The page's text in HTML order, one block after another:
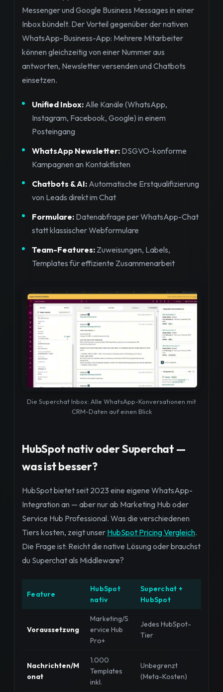
Messenger und Google Business Messages in einer
Inbox bündelt. Der Vorteil gegenüber der nativen
WhatsApp-Business-App: Mehrere Mitarbeiter
können gleichzeitig von einer Nummer aus
antworten, Newsletter versenden und Chatbots
einsetzen.
Unified Inbox: Alle Kanäle (WhatsApp,
Instagram, Facebook, Google) in einem
Posteingang
WhatsApp Newsletter: DSGVO-konforme
Kampagnen an Kontaktlisten
Chatbots & AI: Automatische Erstqualifizierung
von Leads direkt im Chat
Formulare: Datenabfrage per WhatsApp-Chat
statt klassischer Webformulare
Team-Features: Zuweisungen, Labels,
Templates für effiziente Zusammenarbeit
Die Superchat Inbox: Alle WhatsApp-Konversationen mit
CRM-Daten auf einen Blick
HubSpot nativ oder Superchat —
was ist besser?
HubSpot bietet seit 2023 eine eigene WhatsApp-
Integration an — aber nur ab Marketing Hub oder
Service Hub Professional. Was die verschiedenen
Tiers kosten, zeigt unser HubSpot Pricing Vergleich.
Die Frage ist: Reicht die native Lösung oder brauchst
du Superchat als Middleware?
Feature
HubSpot
nativ
Superchat +
HubSpot
Voraussetzung
Marketing/S
ervice Hub
Pro+
Jedes HubSpot-
Tier
Nachrichten/M
onat
1.000
Templates
inkl.
Unbegrenzt
(Meta-Kosten)